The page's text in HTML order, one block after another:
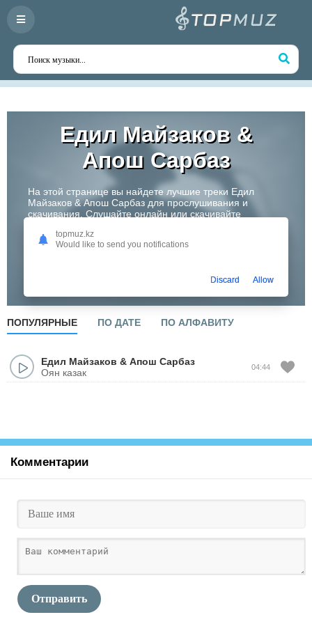
Едил Майзаков &
Апош Сарбаз
На этой странице вы найдете лучшие треки Едил
Майзаков & Апош Сарбаз для прослушивания и
скачивания. Слушайте онлайн или скачивайте
для себя творчество одного из самых перспективных
артистов Казахстана!
ПОПУЛЯРНЫЕ ПО ДАТЕ ПО АЛФАВИТУ
Едил Майзаков & Апош Сарбаз
Оян казак
04:44
Комментарии
Отправить
topmuz.kz
Would like to send you notifications
Discard Allow